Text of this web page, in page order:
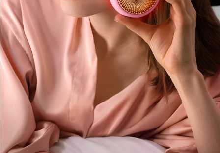
我的地址
我的订阅
issa™ Teeth Whitening Set
FAQ™ Dual LED Panel
热门产品
Türkçe
简体中文 繁體中文
发货国家
美国 预计送达日期 8/10/26
英国 预计送达日期 8/9/26
西班牙 预计送达日期8/9/26
澳大利亚 预计送达日期8/12/26